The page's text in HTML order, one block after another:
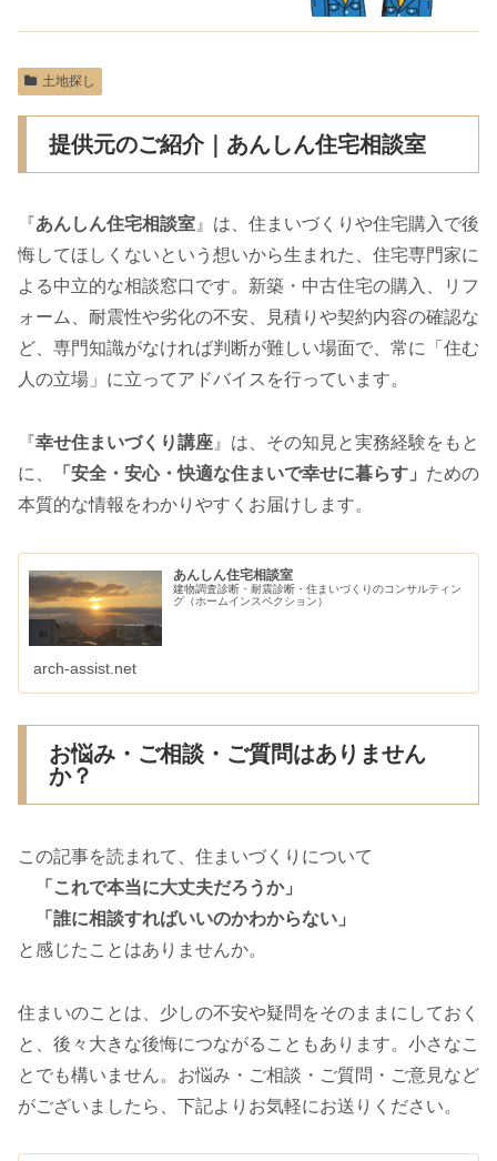
土地探し
提供元のご紹介｜あんしん住宅相談室
『あんしん住宅相談室 』は、住まいづくりや住宅購入で後
悔してほしくないという想いから生まれた、住宅専門家に
よる中立的な相談窓口です。新築・中古住宅の購入、リフ
ォーム、耐震性や劣化の不安、見積りや契約内容の確認な
ど、専門知識がなければ判断が難しい場面で、常に「住む
人の立場」に立ってアドバイスを行っています。
『幸せ住まいづくり講座 』は、その知見と実務経験をもと
に、
「安全・安心・快適な住まいで幸せに暮らす」 ための
本質的な情報をわかりやすくお届けします。
あんしん住宅相談室
建物調査診断・耐震診断・住まいづくりのコンサルティン
グ（ホームインスペクション）
arch-assist.net
お悩み・ご相談・ご質問はありません
か？
この記事を読まれて、住まいづくりについて
「これで本当に大丈夫だろうか」
「誰に相談すればいいのかわからない」
と感じたことはありませんか。
住まいのことは、少しの不安や疑問をそのままにしておく
と、後々大きな後悔につながることもあります。小さなこ
とでも構いません。お悩み・ご相談・ご質問・ご意見など
がございましたら、下記よりお気軽にお送りください。